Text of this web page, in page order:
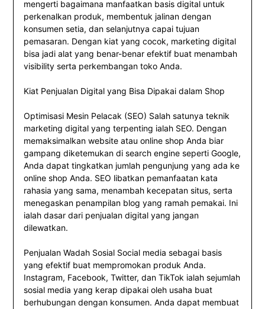
mengerti bagaimana manfaatkan basis digital untuk
perkenalkan produk, membentuk jalinan dengan
konsumen setia, dan selanjutnya capai tujuan
pemasaran. Dengan kiat yang cocok, marketing digital
bisa jadi alat yang benar-benar efektif buat menambah
visibility serta perkembangan toko Anda.
Kiat Penjualan Digital yang Bisa Dipakai dalam Shop
Optimisasi Mesin Pelacak (SEO) Salah satunya teknik
marketing digital yang terpenting ialah SEO. Dengan
memaksimalkan website atau online shop Anda biar
gampang diketemukan di search engine seperti Google,
Anda dapat tingkatkan jumlah pengunjung yang ada ke
online shop Anda. SEO libatkan pemanfaatan kata
rahasia yang sama, menambah kecepatan situs, serta
menegaskan penampilan blog yang ramah pemakai. Ini
ialah dasar dari penjualan digital yang jangan
dilewatkan.
Penjualan Wadah Sosial Social media sebagai basis
yang efektif buat mempromokan produk Anda.
Instagram, Facebook, Twitter, dan TikTok ialah sejumlah
sosial media yang kerap dipakai oleh usaha buat
berhubungan dengan konsumen. Anda dapat membuat